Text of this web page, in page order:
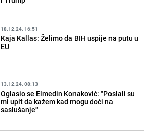
18.12.24. 16:51
Kaja Kallas: Želimo da BIH uspije na putu u
EU
13.12.24. 08:13
Oglasio se Elmedin Konaković: "Poslali su
mi upit da kažem kad mogu doći na
saslušanje"